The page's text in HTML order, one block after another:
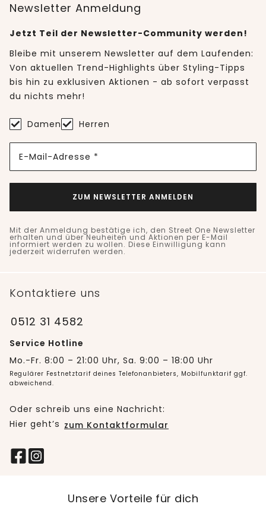
Newsletter Anmeldung
Jetzt Teil der Newsletter-Community werden!
Bleibe mit unserem Newsletter auf dem Laufenden:
Von aktuellen Trend-Highlights über Styling-Tipps
bis hin zu exklusiven Aktionen - ab sofort verpasst
du nichts mehr!
Damen Herren
E-Mail-Adresse *
ZUM NEWSLETTER ANMELDEN
Mit der Anmeldung bestätige ich, den Street One Newsletter
erhalten und über Neuheiten und Aktionen per E-Mail
informiert werden zu wollen. Diese Einwilligung kann
jederzeit widerrufen werden.
Kontaktiere uns
0512 31 4582
Service Hotline
Mo.-Fr. 8:00 – 21:00 Uhr, Sa. 9:00 – 18:00 Uhr
Regulärer Festnetztarif deines Telefonanbieters, Mobilfunktarif ggf.
abweichend.
Oder schreib uns eine Nachricht:
Hier geht’s zum Kontaktformular
Unsere Vorteile für dich